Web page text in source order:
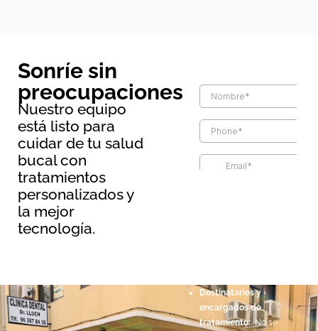
Destinatarios y
encargados de
tratamiento:No se
Sonríe sin
preocupaciones
Nuestro equipo
está listo para
cuidar de tu salud
bucal con
tratamientos
personalizados y
la mejor
tecnología.